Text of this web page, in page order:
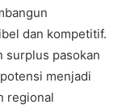
dan kompetitif.
surplus pasokan
menjadi
regional